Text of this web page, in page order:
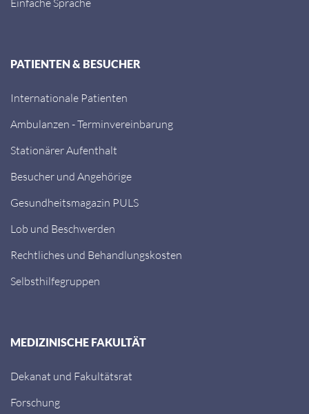
PATIENTEN & BESUCHER
Internationale Patienten
Ambulanzen - Terminvereinbarung
Stationärer Aufenthalt
Besucher und Angehörige
Gesundheitsmagazin PULS
Lob und Beschwerden
Rechtliches und Behandlungskosten
Selbsthilfegruppen
MEDIZINISCHE FAKULTÄT
Dekanat und Fakultätsrat
Forschung